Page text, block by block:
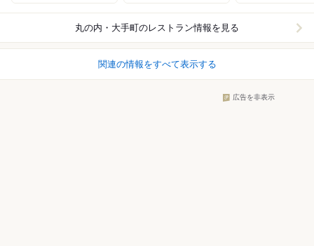
丸の内・大手町のレストラン情報を見る
関連の情報をすべて表示する
広告を非表示